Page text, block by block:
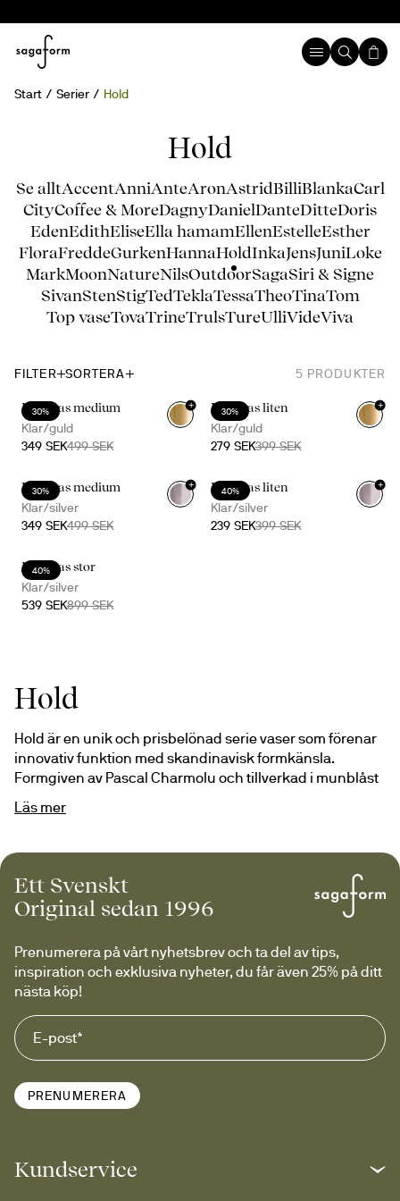
Start Serier Hold
Hold
Se alltAccentAnniAnteAronAstridBilliBlankaCarl
CityCoffee & MoreDagnyDanielDanteDitteDoris
EdenEdithEliseElla hamamEllenEstelleEsther
FloraFreddeGurkenHannaHoldInkaJensJuniLoke
MarkMoonNatureNilsOutdoorSagaSiri & Signe
SivanStenStigTedTeklaTessaTheoTinaTom
Top vaseTovaTrineTrulsTureUlliVideViva
FILTER SORTERA 5 PRODUKTER
30%
Hold vas medium
Klar/guld
349 SEK499 SEK
+
30%
Hold vas liten
Klar/guld
279 SEK399 SEK
+
30%
Hold vas medium
Klar/silver
349 SEK499 SEK
+
40%
Hold vas liten
Klar/silver
239 SEK399 SEK
+
40%
Hold vas stor
Klar/silver
539 SEK899 SEK
Hold
Hold är en unik och prisbelönad serie vaser som förenar
innovativ funktion med skandinavisk formkänsla.
Formgiven av Pascal Charmolu och tillverkad i munblåst
möjligheten att anpassa vasens höjd efter bukettens
Flytta metallringen uppåt för höga snittblommor, eller
nedåt för mindre arrangemang, varje position skapar ett
nytt uttryck. Hold är både ett funktionellt redskap och ett
Läs mer
Ett Svenskt
Original sedan 1996
Prenumerera på vårt nyhetsbrev och ta del av tips,
inspiration och exklusiva nyheter, du får även 25% på ditt
nästa köp!
PRENUMERERA
Kundservice